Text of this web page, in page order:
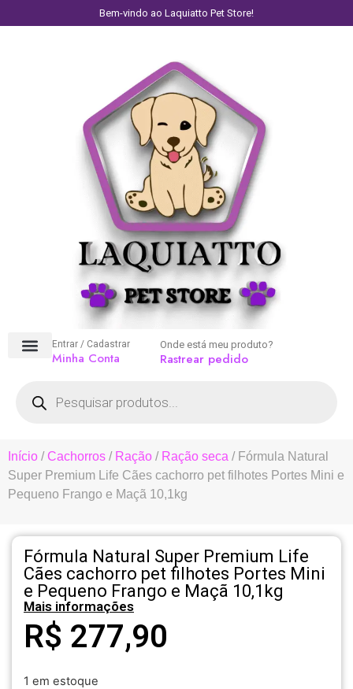
Bem-vindo ao Laquiatto Pet Store!
Entrar / Cadastrar
Minha Conta
Onde está meu produto?
Rastrear pedido
Início /Cachorros / Ração / Ração seca / Fórmula Natural
Super Premium Life Cães cachorro pet filhotes Portes Mini e
Pequeno Frango e Maçã 10,1kg
Fórmula Natural Super Premium Life
Cães cachorro pet filhotes Portes Mini
e Pequeno Frango e Maçã 10,1kg
Mais informações
R$ 277,90
1 em estoque